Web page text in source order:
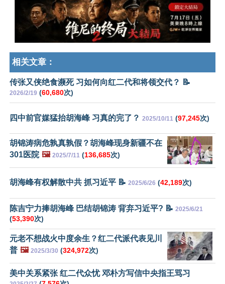
相关文章：
传张又侠绝食濒死 习如何向红二代和将领交代？ 📝
2026/2/19 (60,680次)
四中前官媒猛抬胡海峰 习真的完了？ 2025/10/11 (97,245次)
胡锦涛病危孰真孰假？胡海峰现身新疆不在
301医院 🖼️ 2025/7/11 (136,685次)
胡海峰有权解散中共 抓习近平 📝 2025/6/26 (42,189次)
陈吉宁力捧胡海峰 巴结胡锦涛 背弃习近平? 📝 2025/6/21
(53,390次)
元老不想战火中度余生？红二代派代表见川
普 🖼️ 2025/3/30 (324,972次)
美中关系紧张 红二代众忧 邓朴方写信中央指王骂习